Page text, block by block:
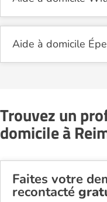
Aide à domicile
Trouvez un
domicile à
Faites votre
recontacté